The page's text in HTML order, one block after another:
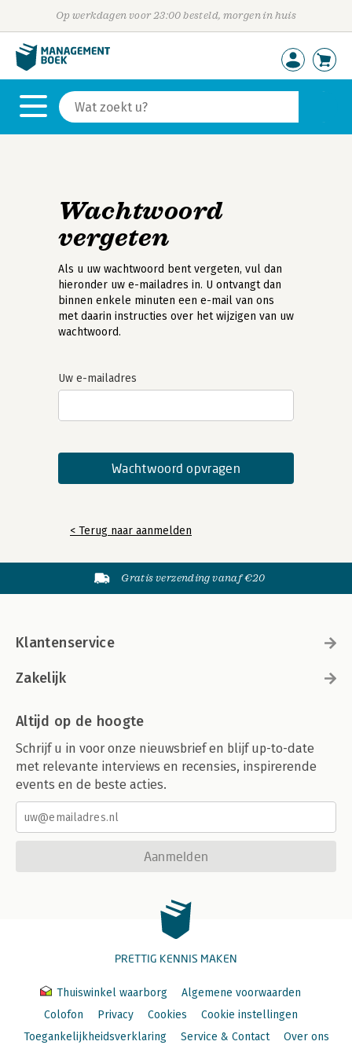
Op werkdagen voor 23:00 besteld, morgen in huis
Wachtwoord
vergeten
Als u uw wachtwoord bent vergeten, vul dan
hieronder uw e-mailadres in. U ontvangt dan
binnen enkele minuten een e-mail van ons
met daarin instructies over het wijzigen van uw
wachtwoord.
Uw e-mailadres
< Terug naar aanmelden
Gratis verzending vanaf €20
Klantenservice
Zakelijk
Altijd op de hoogte
Schrijf u in voor onze nieuwsbrief en blijf up-to-date
met relevante interviews en recensies, inspirerende
events en de beste acties.
Aanmelden
PRETTIG KENNIS MAKEN
Thuiswinkel waarborg
Algemene voorwaarden
Colofon
Privacy Cookies
Cookie instellingen
Toegankelijkheidsverklaring
Service & Contact Over ons